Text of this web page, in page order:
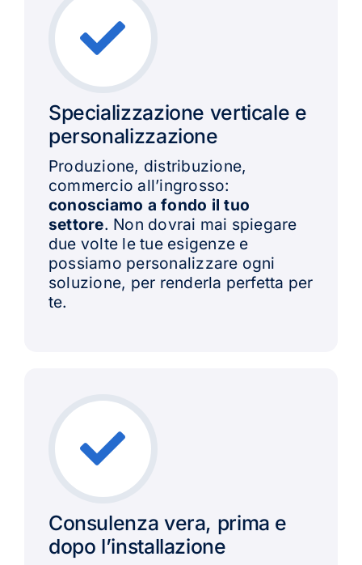
Specializzazione verticale e
personalizzazione
Produzione, distribuzione,
commercio all’ingrosso:
conosciamo a fondo il tuo
settore. Non dovrai mai spiegare
due volte le tue esigenze e
possiamo personalizzare ogni
soluzione, per renderla perfetta per
te.
Consulenza vera, prima e
dopo l’installazione